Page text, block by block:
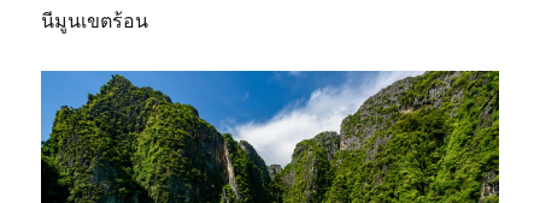
นีมูนเขตร้อน